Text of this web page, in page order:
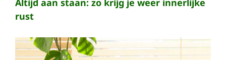
Altijd aan staan: zo krijg je weer innerlijke
rust
Bekijk
grotere